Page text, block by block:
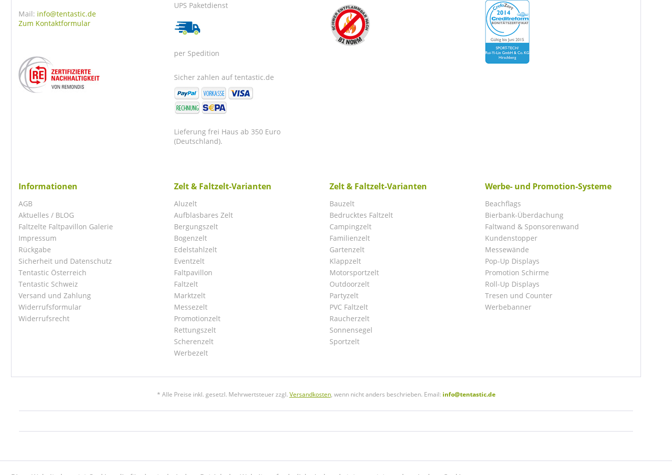
Mail: info@tentastic.de
Zum Kontaktformular
UPS Paketdienst
per Spedition
Sicher zahlen auf tentastic.de
Lieferung frei Haus ab 350 Euro
(Deutschland).
Informationen
AGB
Aktuelles / BLOG
Faltzelte Faltpavillon Galerie
Impressum
Rückgabe
Sicherheit und Datenschutz
Tentastic Österreich
Tentastic Schweiz
Versand und Zahlung
Widerrufsformular
Widerrufsrecht
Zelt & Faltzelt-Varianten
Aluzelt
Aufblasbares Zelt
Bergungszelt
Bogenzelt
Edelstahlzelt
Eventzelt
Faltpavillon
Faltzelt
Marktzelt
Messezelt
Promotionzelt
Rettungszelt
Scherenzelt
Werbezelt
Zelt & Faltzelt-Varianten
Bauzelt
Bedrucktes Faltzelt
Campingzelt
Familienzelt
Gartenzelt
Klappzelt
Motorsportzelt
Outdoorzelt
Partyzelt
PVC Faltzelt
Raucherzelt
Sonnensegel
Sportzelt
Werbe- und Promotion-Systeme
Beachflags
Bierbank-Überdachung
Faltwand & Sponsorenwand
Kundenstopper
Messewände
Pop-Up Displays
Promotion Schirme
Roll-Up Displays
Tresen und Counter
Werbebanner
* Alle Preise inkl. gesetzl. Mehrwertsteuer zzgl. Versandkosten, wenn nicht anders beschrieben. Email: info@tentastic.de